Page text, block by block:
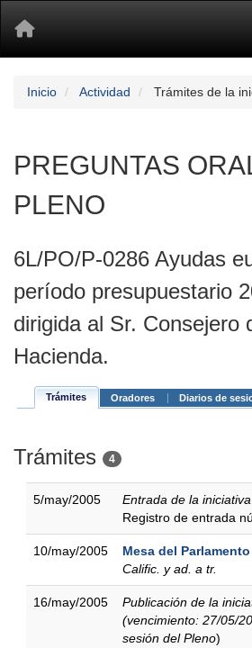
Inicio Actividad Trámites de la
PREGUNTAS
PLENO
6L/PO/P-0286 Ayudas
período presupuestario
dirigida al Sr. Consejero
Hacienda.
Trámites Oradores Diarios de
Trámites 4
5/may/2005
Entrada de la iniciativa
Registro de entrada
10/may/2005
Mesa del Parlamento
Calific. y ad. a tr.
16/may/2005
Publicación de la
(vencimiento: 27/05/
sesión del Pleno)